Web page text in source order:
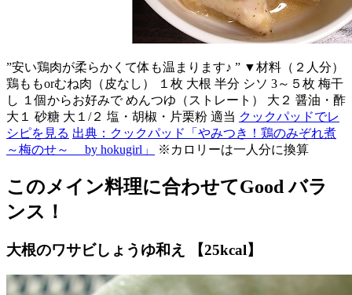
”安い鶏肉が柔らかくて体も温まります♪ ” ▼材料（２人分）
鶏ももorむね肉（皮なし） １枚 大根 半分 シソ 3～５枚 梅干
し １個からお好みで めんつゆ（ストレート） 大２ 醤油・酢
大１ 砂糖 大１/２ 塩・胡椒・片栗粉 適当 クックパッドでレ
シピを見る 出典：クックパッド「やみつき！鶏のみぞれ煮
～梅のせ～ by hokugirl」
※カロリーは一人分に換算
このメイン料理に合わせてGood バラ
ンス！
大根のワサビしょうゆ和え 【25kcal】